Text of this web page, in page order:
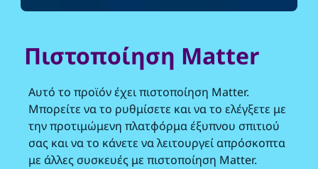
Πιστοποίηση Matter
Αυτό το προϊόν έχει πιστοποίηση Matter.
Μπορείτε να το ρυθμίσετε και να το ελέγξετε με
την προτιμώμενη πλατφόρμα έξυπνου σπιτιού
σας και να το κάνετε να λειτουργεί απρόσκοπτα
με άλλες συσκευές με πιστοποίηση Matter.